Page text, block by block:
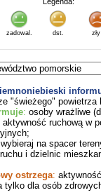
zadowal. dst. zły
"świeżego" powietrza
: osoby wrażliwe
ruchową w
wybieraj na spacer
i dzielnic
ostrzega:
tylko dla osób